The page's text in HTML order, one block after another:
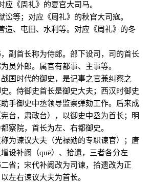
应《周礼》的夏官大司马。
讼等； 对应《周礼》的秋官大司寇。
造、屯田、水利等。 对应《周礼》的冬
副首长称为侍郎。部下设司，司的首长
员外郎。属官有都事、主事等。
国时代的御史，是记事之官兼纠察之
。侍御史首长是御史大夫；西汉时御史
手御史中丞领导监察弹劾工作。后来成
台，肃政台），以御史中丞为首长；明
察院，首长为左、右都御史。
为谏议大夫（光禄勋的专职谏官）；唐
设补阙（quē）、拾遗，三者各分左
省；宋代补阙改为司谏，拾遗改为正
左右谏议大夫为首长。